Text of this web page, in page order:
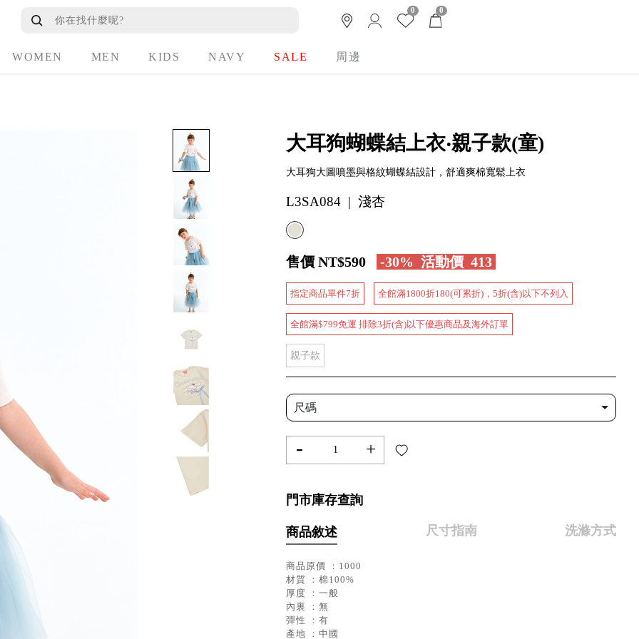
0 0
WOMEN MEN KIDS NAVY SALE 周邊
大耳狗蝴蝶結上衣‧親子款(童)
大耳狗大圖噴墨與格紋蝴蝶結設計，舒適爽棉寬鬆上衣
L3SA084 | 淺杏
售價 NT$590 -30% 活動價 413
指定商品單件7折 全館滿1800折180(可累折)，5折(含)以下不列入
全館滿$799免運 排除3折(含)以下優惠商品及海外訂單
親子款
尺碼
- +
門市庫存查詢
商品敘述 尺寸指南 洗滌方式
商品原價 ：1000
材質 ：棉100%
厚度 ：一般
內裏 ：無
彈性 ：有
產地 ：中國